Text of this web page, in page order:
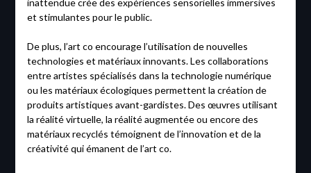
inattendue crée des expériences sensorielles immersives
et stimulantes pour le public.
De plus, l’art co encourage l’utilisation de nouvelles
technologies et matériaux innovants. Les collaborations
entre artistes spécialisés dans la technologie numérique
ou les matériaux écologiques permettent la création de
produits artistiques avant-gardistes. Des œuvres utilisant
la réalité virtuelle, la réalité augmentée ou encore des
matériaux recyclés témoignent de l’innovation et de la
créativité qui émanent de l’art co.